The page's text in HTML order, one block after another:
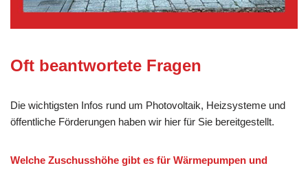
Oft beantwortete Fragen
Die wichtigsten Infos rund um Photovoltaik, Heizsysteme und
öffentliche Förderungen haben wir hier für Sie bereitgestellt.
Welche Zuschusshöhe gibt es für Wärmepumpen und